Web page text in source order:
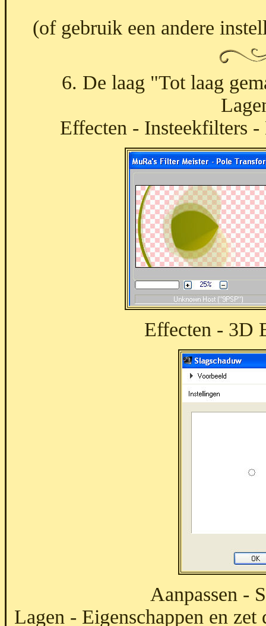
(of gebruik een andere
6. De laag "Tot laag
Effecten - Insteekfilters
Effecten - 3D
Aanpassen -
Lagen - Eigenschappen en